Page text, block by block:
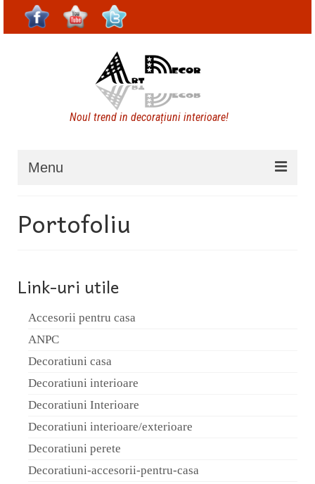
Noul trend in decorațiuni interioare!
Menu
Decoraţiuni casă – Dragonul de foc
Decoraţiuni interioare – Fluture
Accesorii design interior – Diva
Decoraţiuni interioare – Istanbul
Decoraţiuni interioare – New York
Portofoliu
Link-uri utile
Accesorii pentru casa
ANPC
Decoratiuni casa
Decoratiuni interioare
Decoratiuni Interioare
Decoratiuni interioare/exterioare
Decoratiuni perete
Decoratiuni-accesorii-pentru-casa